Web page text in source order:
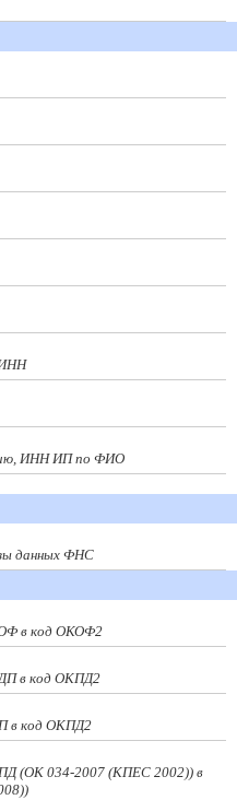
ИНН
ИНН ИП по ФИО
данных ФНС
в код ОКОФ2
в код ОКПД2
в код ОКПД2
(ОК 034-2007 (КПЕС 2002)) в